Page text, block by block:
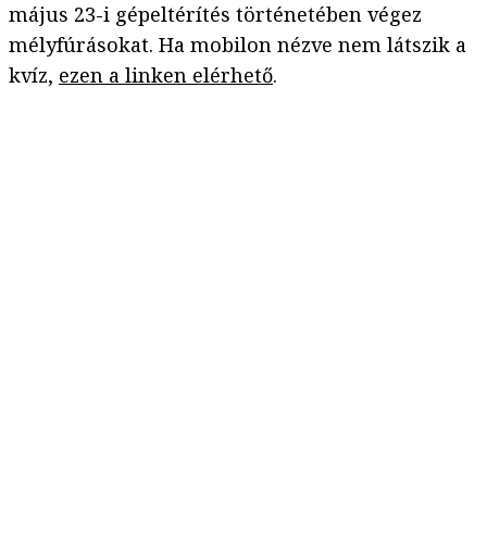
május 23-i gépeltérítés történetében végez
mélyfúrásokat. Ha mobilon nézve nem látszik a
kvíz, ezen a linken elérhető.